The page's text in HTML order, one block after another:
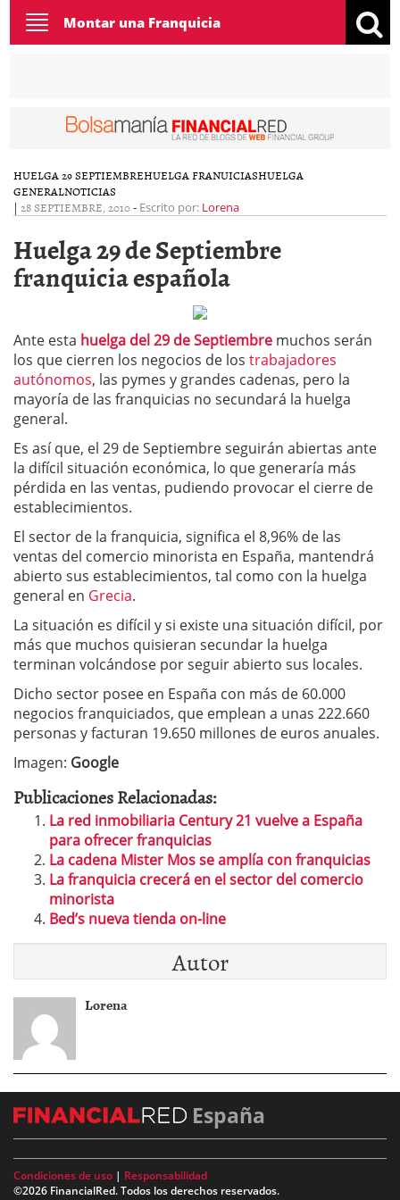
Toggle
navigation
Montar una Franquicia
HUELGA 29 SEPTIEMBREHUELGA FRANUICIASHUELGA
GENERALNOTICIAS
| 28 SEPTIEMBRE, 2010- Escrito por: Lorena
Huelga 29 de Septiembre
franquicia española
Ante esta huelga del 29 de Septiembre muchos serán
los que cierren los negocios de los trabajadores
autónomos, las pymes y grandes cadenas, pero la
mayoría de las franquicias no secundará la huelga
general.
Es así que, el 29 de Septiembre seguirán abiertas ante
la difícil situación económica, lo que generaría más
pérdida en las ventas, pudiendo provocar el cierre de
establecimientos.
El sector de la franquicia, significa el 8,96% de las
ventas del comercio minorista en España, mantendrá
abierto sus establecimientos, tal como con la huelga
general en Grecia.
La situación es difícil y si existe una situación difícil, por
más que muchos quisieran secundar la huelga
terminan volcándose por seguir abierto sus locales.
Dicho sector posee en España con más de 60.000
negocios franquiciados, que emplean a unas 222.660
personas y facturan 19.650 millones de euros anuales.
Imagen: Google
Publicaciones Relacionadas:
La red inmobiliaria Century 21 vuelve a España
para ofrecer franquicias
La cadena Mister Mos se amplía con franquicias
La franquicia crecerá en el sector del comercio
minorista
Bed’s nueva tienda on-line
Autor
Lorena
España
Condiciones de uso | Responsabilidad
©2026 FinancialRed. Todos los derechos reservados.